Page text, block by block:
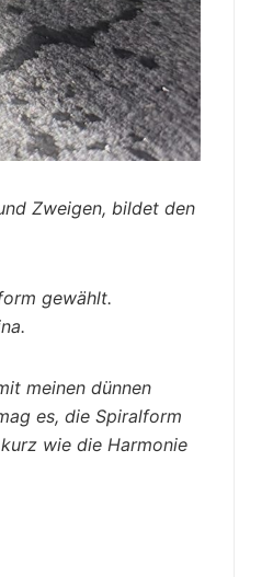
Zweigen, bildet den
gewählt.
meinen dünnen
es, die Spiralform
wie die Harmonie